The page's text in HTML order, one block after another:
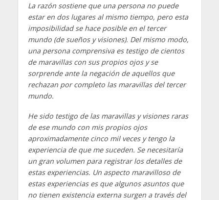
La razón sostiene que una persona no puede
estar en dos lugares al mismo tiempo, pero esta
imposibilidad se hace posible en el tercer
mundo (de sueños y visiones). Del mismo modo,
una persona comprensiva es testigo de cientos
de maravillas con sus propios ojos y se
sorprende ante la negación de aquellos que
rechazan por completo las maravillas del tercer
mundo.
He sido testigo de las maravillas y visiones raras
de ese mundo con mis propios ojos
aproximadamente cinco mil veces y tengo la
experiencia de que me suceden. Se necesitaría
un gran volumen para registrar los detalles de
estas experiencias. Un aspecto maravilloso de
estas experiencias es que algunos asuntos que
no tienen existencia externa surgen a través del